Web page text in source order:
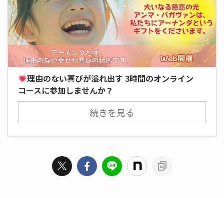
理由のない喜びが溢れ出す 3時間のオンライン
コースに参加しませんか？
続きを見る